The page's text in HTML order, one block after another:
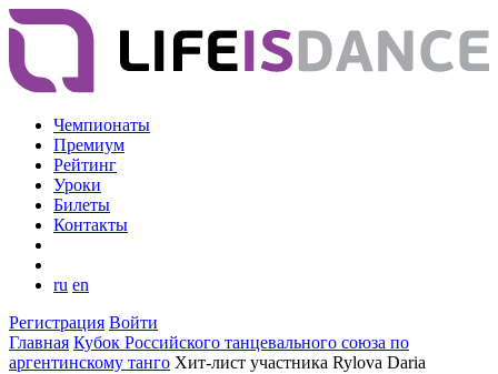
Чемпионаты
Премиум
Рейтинг
Уроки
Билеты
Контакты
ru en
Регистрация Войти
Главная Кубок Российского танцевального союза по
аргентинскому танго Хит-лист участника Rylova Daria